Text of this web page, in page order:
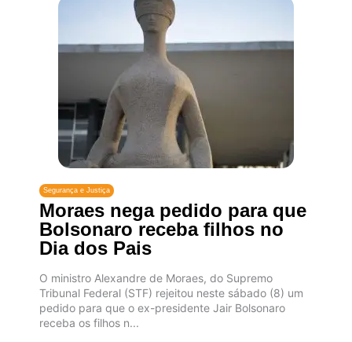
Segurança e Justiça
Moraes nega pedido para que
Bolsonaro receba filhos no
Dia dos Pais
O ministro Alexandre de Moraes, do Supremo
Tribunal Federal (STF) rejeitou neste sábado (8) um
pedido para que o ex-presidente Jair Bolsonaro
receba os filhos n...